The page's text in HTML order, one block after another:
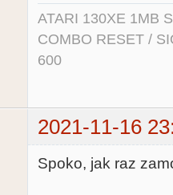
ATARI 130XE 1MB
COMBO RESET /
600
2021-11-16
Spoko, jak raz